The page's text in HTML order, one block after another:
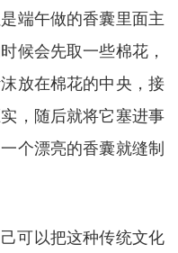
端午做的香囊里面主
候会先取一些棉花，
放在棉花的中央，接
，随后就将它塞进事
个漂亮的香囊就缝制
可以把这种传统文化